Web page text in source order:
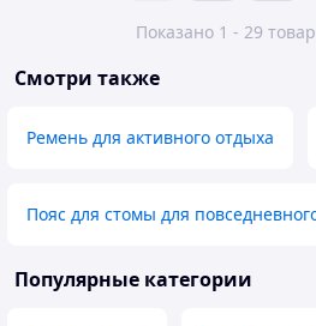
Показано 1 - 29
Смотри также
Ремень для активного отдыха
Пояс для стомы для
Популярные категории